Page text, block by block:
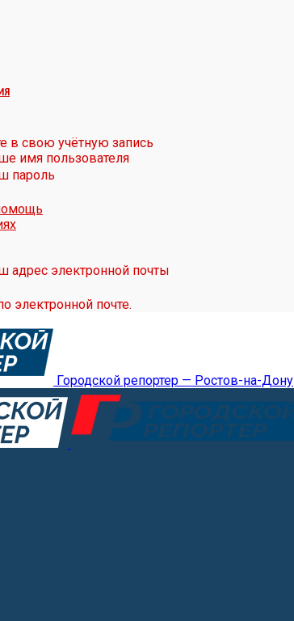
в свою учётную запись
имя пользователя
пароль
адрес электронной почты
электронной почте.
Городской репортер — Ростов-на-Дону